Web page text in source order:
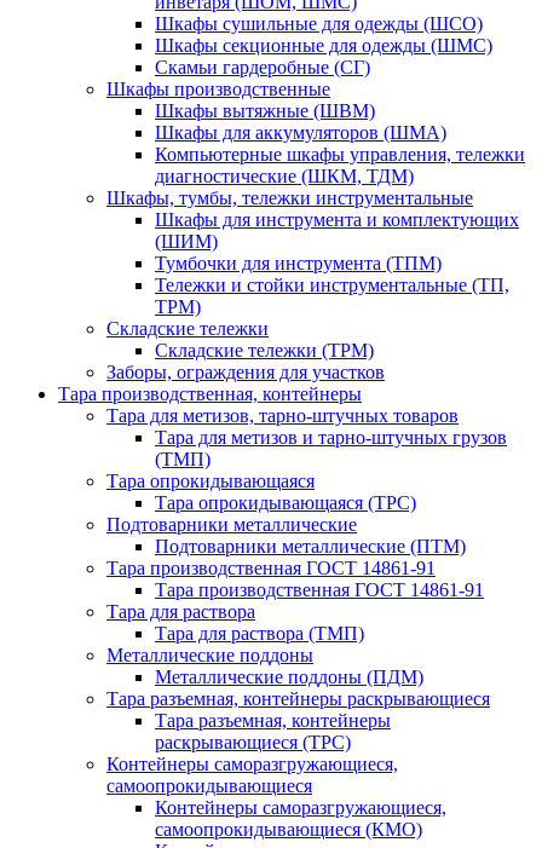
Шкафы сушильные для одежды (ШСО)
Шкафы секционные для одежды (ШМС)
Скамьи гардеробные (СГ)
Шкафы производственные
Шкафы вытяжные (ШВМ)
Шкафы для аккумуляторов (ШМА)
Компьютерные шкафы управления, тележки
диагностические (ШКМ, ТДМ)
Шкафы, тумбы, тележки инструментальные
Шкафы для инструмента и комплектующих
(ШИМ)
Тумбочки для инструмента (ТПМ)
Тележки и стойки инструментальные (ТП,
ТРМ)
Складские тележки
Складские тележки (ТРМ)
Заборы, ограждения для участков
Тара производственная, контейнеры
Тара для метизов, тарно-штучных товаров
Тара для метизов и тарно-штучных грузов
(ТМП)
Тара опрокидывающаяся
Тара опрокидывающаяся (ТРС)
Подтоварники металлические
Подтоварники металлические (ПТМ)
Тара производственная ГОСТ 14861-91
Тара производственная ГОСТ 14861-91
Тара для раствора
Тара для раствора (ТМП)
Металлические поддоны
Металлические поддоны (ПДМ)
Тара разъемная, контейнеры раскрывающиеся
Тара разъемная, контейнеры
раскрывающиеся (ТРС)
Контейнеры саморазгружающиеся,
самоопрокидывающиеся
Контейнеры саморазгружающиеся,
самоопрокидывающиеся (КМО)